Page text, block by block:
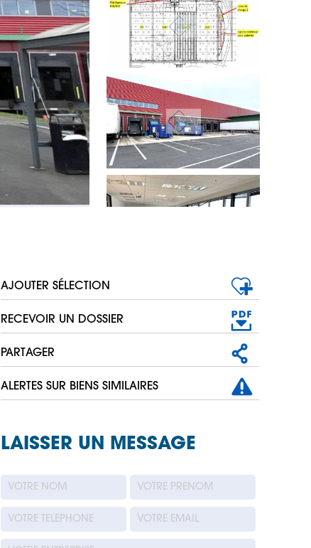
AJOUTER SÉLECTION
RECEVOIR UN DOSSIER
PARTAGER
ALERTES SUR BIENS SIMILAIRES
LAISSER UN MESSAGE